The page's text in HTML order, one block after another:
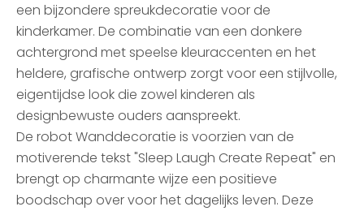
een bijzondere spreukdecoratie voor de
kinderkamer. De combinatie van een donkere
achtergrond met speelse kleuraccenten en het
heldere, grafische ontwerp zorgt voor een stijlvolle,
eigentijdse look die zowel kinderen als
designbewuste ouders aanspreekt.
De robot Wanddecoratie is voorzien van de
motiverende tekst "Sleep Laugh Create Repeat" en
brengt op charmante wijze een positieve
boodschap over voor het dagelijks leven. Deze